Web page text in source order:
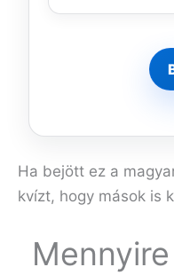
Ha bejött ez a
kvízt, hogy mások is